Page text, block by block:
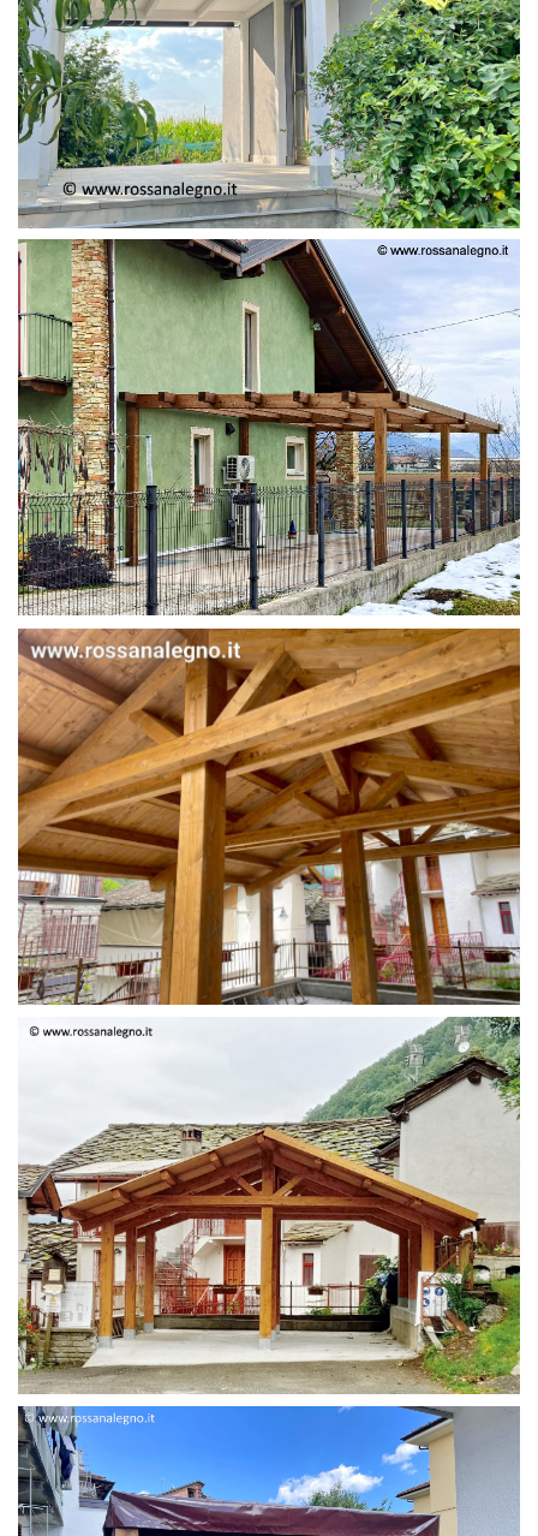
PERGOLA ADOSSATA
STRUTTURA IN ABETE LAMELLARE
STRUTTURA DUE FALDE